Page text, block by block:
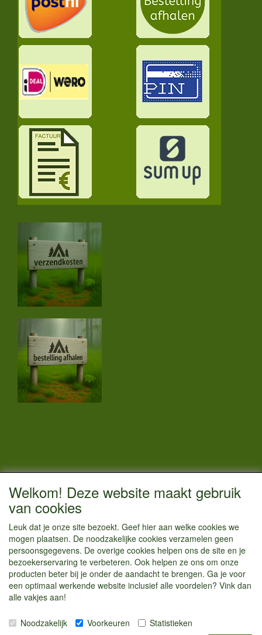
CONTACTGEGEVENS
Vestigingsadres:
Hoofdweg 36
1433 JW Kudelstaart
info@kamperenenzo.nl
Tel : 06 125 82 112
Handelend onder
KvK nummer : 70477329
Welkom! Deze website maakt gebruik
van cookies
Leuk dat je onze site bezoekt. Geef hier aan welke cookies we
mogen plaatsen. De noodzakelijke cookies verzamelen geen
persoonsgegevens. De overige cookies helpen ons de site en je
bezoekerservaring te verbeteren. Ook helpen ze ons om onze
producten beter bij je onder de aandacht te brengen. Ga je voor
een optimaal werkende website inclusief alle voordelen? Vink dan
alle vakjes aan!
Noodzakelijk Voorkeuren
Statistieken